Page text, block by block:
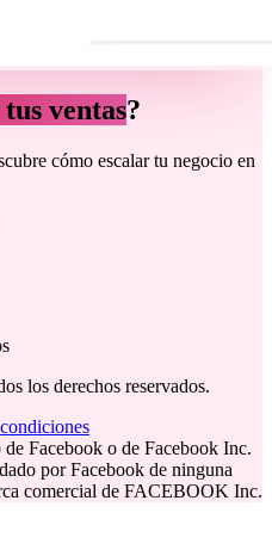
ventas?
cómo escalar tu negocio en
los derechos reservados.
Facebook o de Facebook Inc.
por Facebook de ninguna
comercial de FACEBOOK Inc.